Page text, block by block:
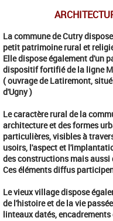
La commune de Cutry
petit patrimoine rural et
Elle dispose également d'un
dispositif fortifié de la ligne
( ouvrage de Latiremont,
d'Ugny )
Le caractère rural de la
architecture et des formes
particulières, visibles à
usoirs, l'aspect et
des constructions mais aussi
Ces éléments diffus
Le vieux village dispose
de l'histoire et de la vie
linteaux datés,